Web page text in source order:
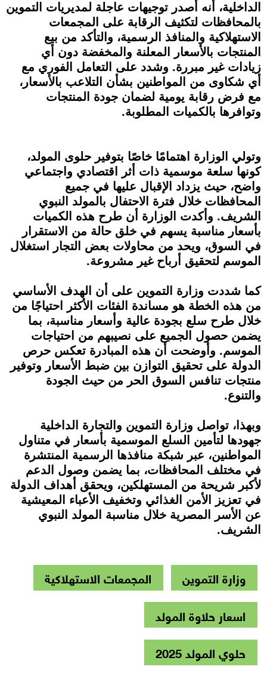
الداخلية، أنه أصدر توجيهات عاجلة لمديريات التموين
بالمحافظات لتكثيف الرقابة على المجمعات
الاستهلاكية والمنافذ الرسمية، والتأكد من بيع
المنتجات بالأسعار المعلنة والمخفضة دون أي
زيادات غير مبررة. وشدد على التعامل الفوري مع
أي شكاوى من المواطنين بشأن التلاعب بالأسعار،
مع فرض رقابة يومية لضمان جودة المنتجات
وتوافرها بالكميات المطلوبة.
وتولي الوزارة اهتمامًا خاصًا بتوفير حلوى المولد،
كونها سلعة موسمية ذات أثر اقتصادي واجتماعي
واضح، حيث يزداد الإقبال عليها في جميع
المحافظات خلال فترة الاحتفال بالمولد النبوي
الشريف. وأكدت الوزارة أن طرح هذه الكميات
بأسعار مناسبة يسهم في خلق حالة من الاستقرار
في السوق، ويحد من محاولات بعض التجار استغلال
الموسم لتحقيق أرباح غير مشروعة.
كما شددت وزارة التموين على أن الهدف الأساسي
من هذه الخطة هو مساندة الفئات الأكثر احتياجًا من
خلال طرح سلع بجودة عالية وأسعار مناسبة، بما
يضمن حصول الجميع على نصيبهم من احتياجات
الموسم. وأوضحت أن هذه المبادرة تعكس حرص
الدولة على تحقيق التوازن بين ضبط الأسعار وتوفير
منتجات تنافس السوق الحر من حيث الجودة
والتنوع.
وبهذا، تواصل وزارة التموين والتجارة الداخلية
جهودها لتأمين السلع الموسمية بأسعار في متناول
المواطنين، عبر شبكة منافذها الرسمية المنتشرة
في مختلف المحافظات، بما يضمن وصول الدعم
لأكبر شريحة من المستهلكين، ويحقق أهداف الدولة
في تعزيز الأمن الغذائي وتخفيف الأعباء المعيشية
عن الأسر المصرية خلال مناسبة المولد النبوي
الشريف.
وزارة التموين
المجمعات الاستهلاكية
اسعار حلاوة المولد
حلوي المولد 2025